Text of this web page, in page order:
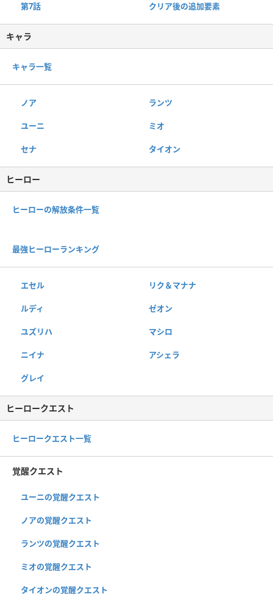
第7話 クリア後の追加要素
キャラ
キャラ一覧
ノア ランツ
ユーニ ミオ
セナ タイオン
ヒーロー
ヒーローの解放条件一覧
最強ヒーローランキング
エセル リク＆マナナ
ルディ ゼオン
ユズリハ マシロ
ニイナ アシェラ
グレイ
ヒーロークエスト
ヒーロークエスト一覧
覚醒クエスト
ユーニの覚醒クエスト
ノアの覚醒クエスト
ランツの覚醒クエスト
ミオの覚醒クエスト
タイオンの覚醒クエスト